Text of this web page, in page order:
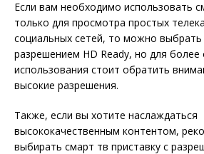
Если вам необходимо использовать
только для просмотра простых
социальных сетей, то можно выбрать
разрешением HD Ready, но для более
использования стоит обратить
высокие разрешения.
Также, если вы хотите наслаждаться
высококачественным контентом,
выбирать смарт тв приставку с